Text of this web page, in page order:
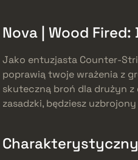
Nova | Wood
Jako entuzjasta Counter-
poprawią twoje wrażenia z
skuteczną broń dla drużyn
zasadzki, będziesz